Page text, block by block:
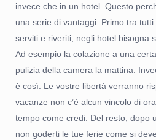
invece che in un hotel. Questo
una serie di vantaggi. Primo tra
serviti e riveriti, negli hotel bisogna
Ad esempio la colazione a una
pulizia della camera la mattina.
è così. Le vostre libertà verranno
vacanze non c’è alcun vincolo di
tempo come credi. Del resto, dopo
non goderti le tue ferie come si